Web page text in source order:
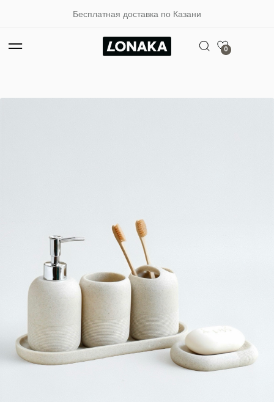
Бесплатная доставка по Казани
0